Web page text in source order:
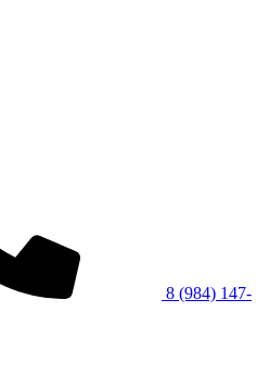
8 (984) 147-